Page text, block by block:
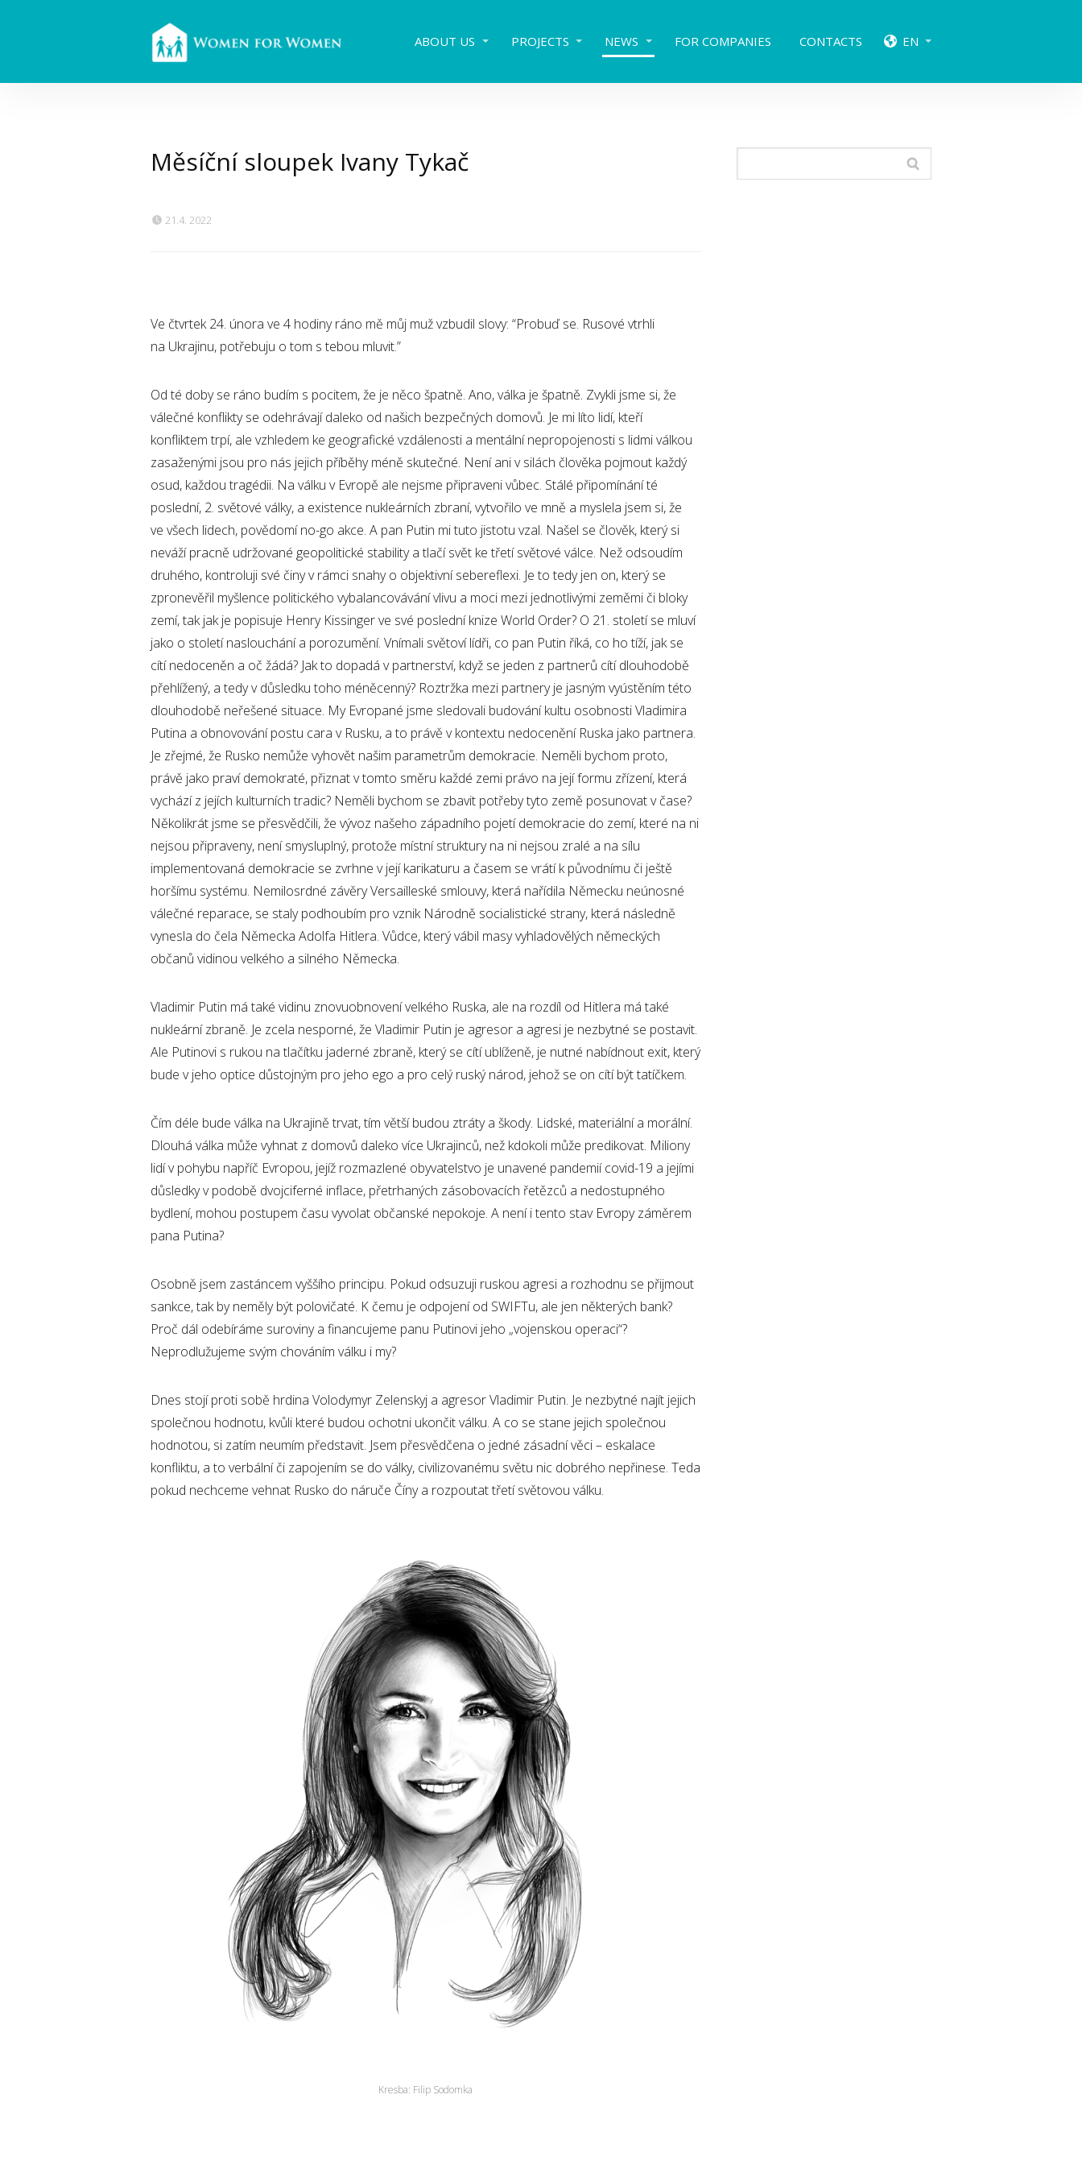
ABOUT US PROJECTS NEWS FOR COMPANIES CONTACTS EN
Měsíční sloupek Ivany Tykač
21.4. 2022
Ve čtvrtek 24. února ve 4 hodiny ráno mě můj muž vzbudil slovy: “Probuď se. Rusové vtrhli
na Ukrajinu, potřebuju o tom s tebou mluvit.”
Od té doby se ráno budím s pocitem, že je něco špatně. Ano, válka je špatně. Zvykli jsme si, že
válečné konflikty se odehrávají daleko od našich bezpečných domovů. Je mi líto lidí, kteří
konfliktem trpí, ale vzhledem ke geografické vzdálenosti a mentální nepropojenosti s lidmi válkou
zasaženými jsou pro nás jejich příběhy méně skutečné. Není ani v silách člověka pojmout každý
osud, každou tragédii. Na válku v Evropě ale nejsme připraveni vůbec. Stálé připomínání té
poslední, 2. světové války, a existence nukleárních zbraní, vytvořilo ve mně a myslela jsem si, že
ve všech lidech, povědomí no-go akce. A pan Putin mi tuto jistotu vzal. Našel se člověk, který si
neváží pracně udržované geopolitické stability a tlačí svět ke třetí světové válce. Než odsoudím
druhého, kontroluji své činy v rámci snahy o objektivní sebereflexi. Je to tedy jen on, který se
zpronevěřil myšlence politického vybalancovávání vlivu a moci mezi jednotlivými zeměmi či bloky
zemí, tak jak je popisuje Henry Kissinger ve své poslední knize World Order? O 21. století se mluví
jako o století naslouchání a porozumění. Vnímali světoví lídři, co pan Putin říká, co ho tíží, jak se
cítí nedoceněn a oč žádá? Jak to dopadá v partnerství, když se jeden z partnerů cítí dlouhodobě
přehlížený, a tedy v důsledku toho méněcenný? Roztržka mezi partnery je jasným vyústěním této
dlouhodobě neřešené situace. My Evropané jsme sledovali budování kultu osobnosti Vladimira
Putina a obnovování postu cara v Rusku, a to právě v kontextu nedocenění Ruska jako partnera.
Je zřejmé, že Rusko nemůže vyhovět našim parametrům demokracie. Neměli bychom proto,
právě jako praví demokraté, přiznat v tomto směru každé zemi právo na její formu zřízení, která
vychází z jejích kulturních tradic? Neměli bychom se zbavit potřeby tyto země posunovat v čase?
Několikrát jsme se přesvědčili, že vývoz našeho západního pojetí demokracie do zemí, které na ni
nejsou připraveny, není smysluplný, protože místní struktury na ni nejsou zralé a na sílu
implementovaná demokracie se zvrhne v její karikaturu a časem se vrátí k původnímu či ještě
horšímu systému. Nemilosrdné závěry Versailleské smlouvy, která nařídila Německu neúnosné
válečné reparace, se staly podhoubím pro vznik Národně socialistické strany, která následně
vynesla do čela Německa Adolfa Hitlera. Vůdce, který vábil masy vyhladovělých německých
občanů vidinou velkého a silného Německa.
Vladimir Putin má také vidinu znovuobnovení velkého Ruska, ale na rozdíl od Hitlera má také
nukleární zbraně. Je zcela nesporné, že Vladimir Putin je agresor a agresi je nezbytné se postavit.
Ale Putinovi s rukou na tlačítku jaderné zbraně, který se cítí ublíženě, je nutné nabídnout exit, který
bude v jeho optice důstojným pro jeho ego a pro celý ruský národ, jehož se on cítí být tatíčkem.
Čím déle bude válka na Ukrajině trvat, tím větší budou ztráty a škody. Lidské, materiální a morální.
Dlouhá válka může vyhnat z domovů daleko více Ukrajinců, než kdokoli může predikovat. Miliony
lidí v pohybu napříč Evropou, jejíž rozmazlené obyvatelstvo je unavené pandemií covid-19 a jejími
důsledky v podobě dvojciferné inflace, přetrhaných zásobovacích řetězců a nedostupného
bydlení, mohou postupem času vyvolat občanské nepokoje. A není i tento stav Evropy záměrem
pana Putina?
Osobně jsem zastáncem vyššího principu. Pokud odsuzuji ruskou agresi a rozhodnu se přijmout
sankce, tak by neměly být polovičaté. K čemu je odpojení od SWIFTu, ale jen některých bank?
Proč dál odebíráme suroviny a financujeme panu Putinovi jeho „vojenskou operaci“?
Neprodlužujeme svým chováním válku i my?
Dnes stojí proti sobě hrdina Volodymyr Zelenskyj a agresor Vladimir Putin. Je nezbytné najít jejich
společnou hodnotu, kvůli které budou ochotni ukončit válku. A co se stane jejich společnou
hodnotou, si zatím neumím představit. Jsem přesvědčena o jedné zásadní věci – eskalace
konfliktu, a to verbální či zapojením se do války, civilizovanému světu nic dobrého nepřinese. Teda
pokud nechceme vehnat Rusko do náruče Číny a rozpoutat třetí světovou válku.
Kresba: Filip Sodomka